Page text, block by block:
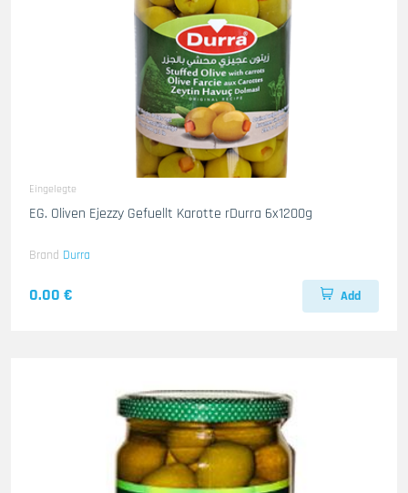
Eingelegte
EG. Oliven Ejezzy Gefuellt Karotte rDurra 6x1200g
Brand Durra
0.00 € Add